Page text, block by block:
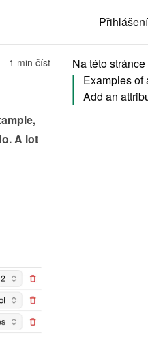
Přihlášení
1 min číst
A lot
Na této stránce
Examples of
Add an